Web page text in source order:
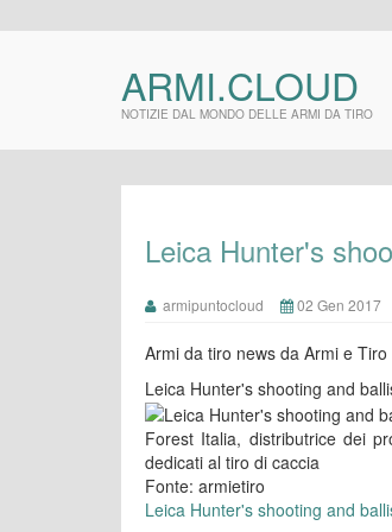
ARMI.CLOUD
NOTIZIE DAL MONDO DELLE ARMI DA TIRO
Leica Hunter's
armipuntocloud 02 Gen 2017
Armi da tiro news da Armi e Tiro
Leica Hunter's shooting and
Forest Italia, distributrice dei
dedicati al tiro di caccia
Fonte: armietiro
Leica Hunter's shooting and